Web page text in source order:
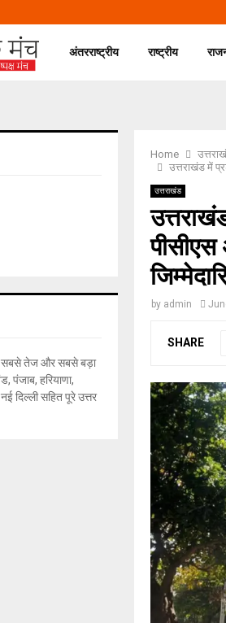
अंतरराष्ट्रीय राष्ट्रीय
Home
उत्तराखंड में
उत्तराखंड
by admin
SHARE
सबसे तेज और सबसे बड़ा
पंजाब, हरियाणा,
दिल्ली सहित पूरे उत्तर